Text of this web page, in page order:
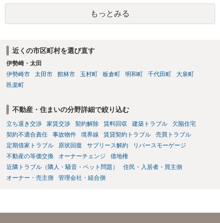
す。 その後、建物を平屋に立て替えた場合であっても、貸主の承諾を
得ているのであれば、単純に費用を捻出した側に平屋の所有権が帰属
する、という話になるわけでもないように思います。 そのため、現
のか）を確認されてみてはいかがでしょうか。
もっとみる
近くの市区町村を選び直す
伊勢崎・太田
伊勢崎市
太田市 館林市 玉村町 板倉町 明和町 千代田町
大泉町
邑楽町
不動産・住まいの分野詳細で絞り込む
立ち退き交渉 家賃交渉 契約解除 賃料回収 建築トラブル
欠陥住宅
契約不適合責任
事故物件 境界線 賃貸契約トラブル
売買トラブル
定期借家トラブル
原状回復 サブリース解約
リバースモーゲージ
不動産の等価交換
オーナーチェンジ
借地権
近隣トラブル（隣人・騒音・ペット問題）
住民・入居者・買主側
オーナー・売主側
管理会社・組合側